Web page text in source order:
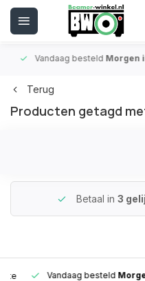
Vandaag besteldMorgen in
Terug
Producten getagd
Betaal in 3
Vandaag besteldMorgen